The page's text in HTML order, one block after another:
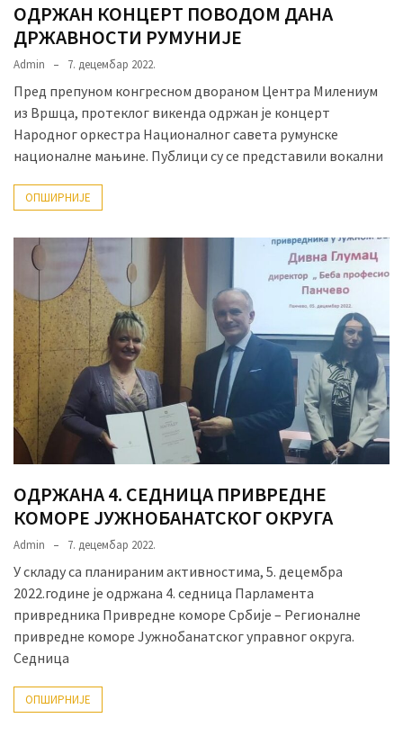
ОДРЖАН КОНЦЕРТ ПОВОДОМ ДАНА
ДРЖАВНОСТИ РУМУНИЈЕ
Admin 7. децембар 2022.
Пред препуном конгресном двораном Центра Милениум
из Вршца, протеклог викенда одржан је концерт
Народног оркестра Националног савета румунске
националне мањине. Публици су се представили вокални
ОПШИРНИЈЕ
ОДРЖАНА 4. СЕДНИЦА ПРИВРЕДНЕ
КОМОРЕ ЈУЖНОБАНАТСКОГ ОКРУГА
Admin 7. децембар 2022.
У складу са планираним активностима, 5. децембра
2022.године је одржана 4. седница Парламента
привредника Привредне коморе Србије – Регионалне
привредне коморе Јужнобанатског управног округа.
Седница
ОПШИРНИЈЕ